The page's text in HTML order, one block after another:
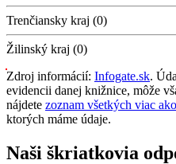
Trenčiansky kraj (0)
Žilinský kraj (0)
Zdroj informácií: Infogate.sk.
evidencii danej knižnice, môže
nájdete zoznam všetkých viac
ktorých máme údaje.
Naši škriatkovia